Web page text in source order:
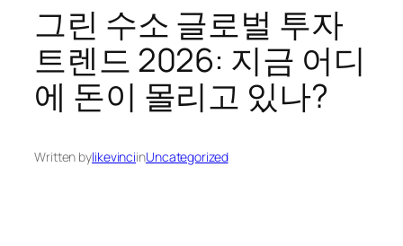
그린 수소 글로벌 투자
트렌드 2026: 지금 어디
에 돈이 몰리고 있나?
Written bylikevinciinUncategorized